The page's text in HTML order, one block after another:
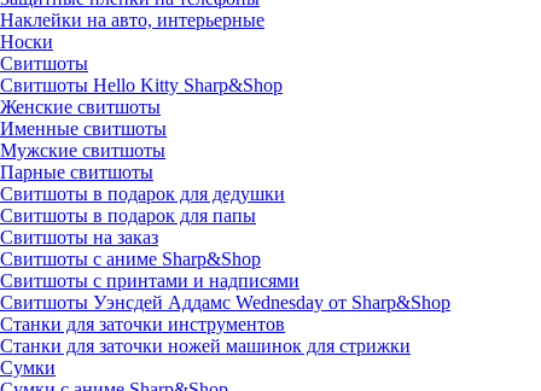
Наклейки на авто, интерьерные
Носки
Свитшоты
Cвитшоты Hello Kitty Sharp&Shop
Женские свитшоты
Именные свитшоты
Мужские свитшоты
Парные свитшоты
Свитшоты в подарок для дедушки
Свитшоты в подарок для папы
Свитшоты на заказ
Свитшоты с аниме Sharp&Shop
Свитшоты с принтами и надписями
Свитшоты Уэнсдей Аддамс Wednesday от Sharp&Shop
Станки для заточки инструментов
Станки для заточки ножей машинок для стрижки
Сумки